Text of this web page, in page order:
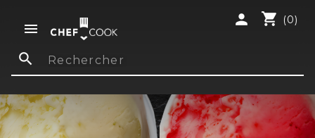

shopping_cart (0)
person
search